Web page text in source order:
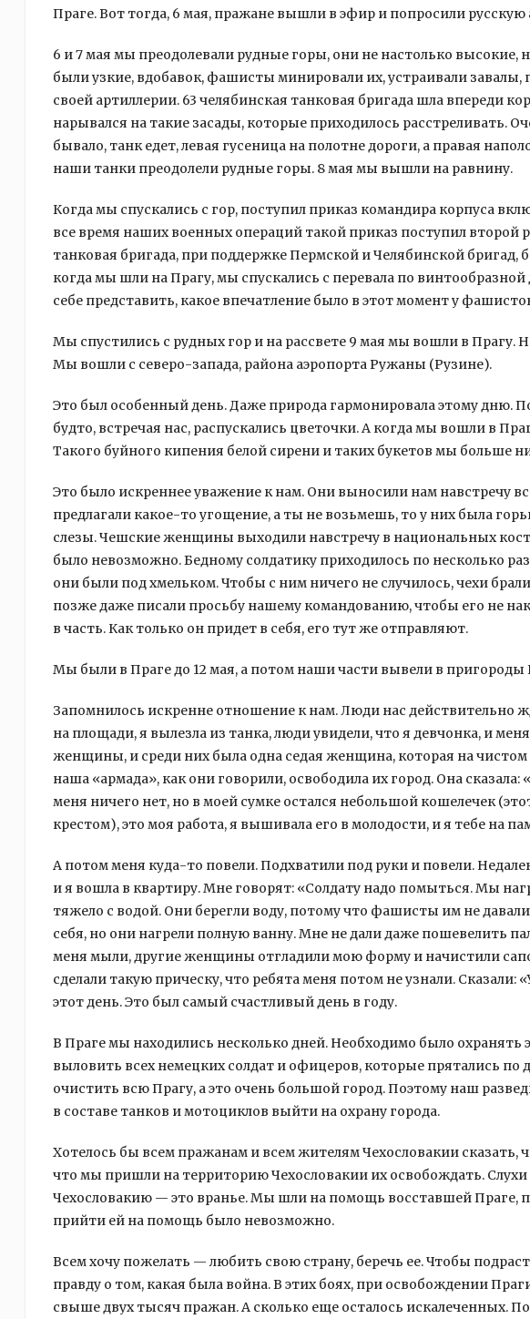
Праге. Вот тогда, 6 мая, пражане вышли в эфир и попросили
6 и 7 мая мы преодолевали рудные горы, они не настолько
были узкие, вдобавок, фашисты минировали их, устраивали
своей артиллерии. 63 челябинская танковая бригада шла впереди
нарывался на такие засады, которые приходилось расстреливать.
бывало, танк едет, левая гусеница на полотне дороги, а правая
наши танки преодолели рудные горы. 8 мая мы вышли на равнину.
Когда мы спускались с гор, поступил приказ командира корпуса
все время наших военных операций такой приказ поступил второй
танковая бригада, при поддержке Пермской и Челябинской бригад,
когда мы шли на Прагу, мы спускались с перевала по
себе представить, какое впечатление было в этот момент у
Мы спустились с рудных гор и на рассвете 9 мая мы вошли в Прагу.
Мы вошли с северо-запада, района аэропорта Ружаны (Рузине).
Это был особенный день. Даже природа гармонировала этому дню.
будто, встречая нас, распускались цветочки. А когда мы вошли в
Такого буйного кипения белой сирени и таких букетов мы больше
Это было искреннее уважение к нам. Они выносили нам навстречу
предлагали какое-то угощение, а ты не возьмешь, то у них была
слезы. Чешские женщины выходили навстречу в национальных
было невозможно. Бедному солдатику приходилось по несколько
они были под хмельком. Чтобы с ним ничего не случилось, чехи
позже даже писали просьбу нашему командованию, чтобы его не
в часть. Как только он придет в себя, его тут же отправляют.
Мы были в Праге до 12 мая, а потом наши части вывели в пригороды
Запомнилось искренне отношение к нам. Люди нас действительно
на площади, я вылезла из танка, люди увидели, что я девчонка, и
женщины, и среди них была одна седая женщина, которая на чистом
наша «армада», как они говорили, освободила их город. Она сказала:
меня ничего нет, но в моей сумке остался небольшой кошелечек
крестом), это моя работа, я вышивала его в молодости, и я тебе на
А потом меня куда-то повели. Подхватили под руки и повели.
и я вошла в квартиру. Мне говорят: «Солдату надо помыться. Мы
тяжело с водой. Они берегли воду, потому что фашисты им не давали
себя, но они нагрели полную ванну. Мне не дали даже пошевелить
меня мыли, другие женщины отгладили мою форму и начистили
сделали такую прическу, что ребята меня потом не узнали. Сказали:
этот день. Это был самый счастливый день в году.
В Праге мы находились несколько дней. Необходимо было охранять
выловить всех немецких солдат и офицеров, которые прятались
очистить всю Прагу, а это очень большой город. Поэтому наш
в составе танков и мотоциклов выйти на охрану города.
Хотелось бы всем пражанам и всем жителям Чехословакии
что мы пришли на территорию Чехословакии их освобождать.
Чехословакию — это вранье. Мы шли на помощь восставшей Праге,
прийти ей на помощь было невозможно.
Всем хочу пожелать — любить свою страну, беречь ее. Чтобы
правду о том, какая была война. В этих боях, при освобождении
свыше двух тысяч пражан. А сколько еще осталось искалеченных.